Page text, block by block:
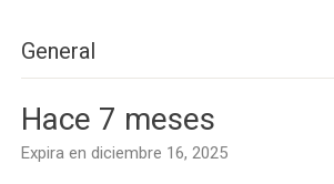
General
Hace 7 meses
Expira en diciembre 16, 2025